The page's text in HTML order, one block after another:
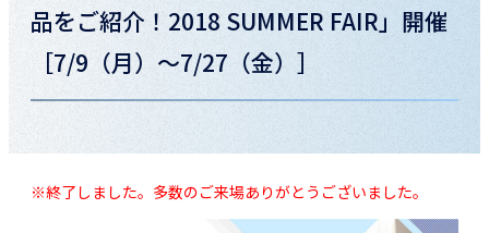
品をご紹介！2018 SUMMER FAIR」開催
［7/9（月）～7/27（金）］
※終了しました。多数のご来場ありがとうございました。